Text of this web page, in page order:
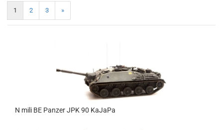
1 2 3 »
N mili BE Panzer JPK 90 KaJaPa